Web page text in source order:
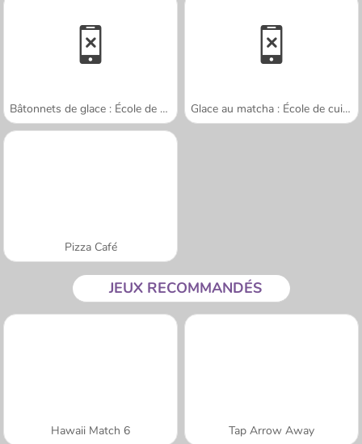
Bâtonnets de glace : École de Sara Glace au matcha : École de cuisine de Sara
Pizza Café
JEUX RECOMMANDÉS
Hawaii Match 6 Tap Arrow Away